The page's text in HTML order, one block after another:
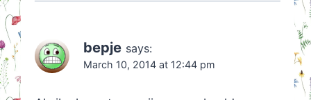
bepje says:
March 10, 2014 at 12:44 pm